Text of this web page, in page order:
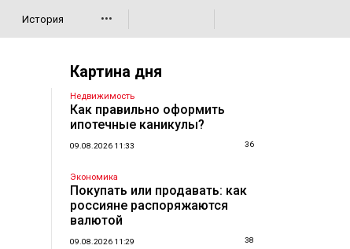
История •••
Картина дня
Недвижимость
Как правильно оформить
ипотечные каникулы?
09.08.2026 11:33 36
Экономика
Покупать или продавать: как
россияне распоряжаются
валютой
09.08.2026 11:29 38